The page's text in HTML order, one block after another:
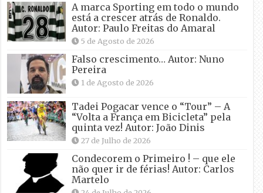
A marca Sporting em todo o mundo
está a crescer atrás de Ronaldo.
Autor: Paulo Freitas do Amaral
5 de Agosto de 2026
Falso crescimento… Autor: Nuno
Pereira
1 de Agosto de 2026
Tadei Pogacar vence o “Tour” – A
“Volta a França em Bicicleta” pela
quinta vez! Autor: João Dinis
27 de Julho de 2026
Condecorem o Primeiro ! – que ele
não quer ir de férias! Autor: Carlos
Martelo